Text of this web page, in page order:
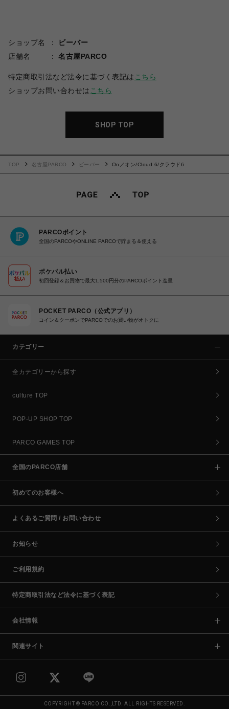
ショップ名
ビーバー
店舗名
名古屋PARCO
特定商取引法など法令に基づく表記は こちら
ショップお問い合わせは こちら
SHOP TOP
TOP 名古屋PARCO ビーバー On／オン/Cloud 6/クラウド6
PARCOポイント
全国のPARCOやONLINE PARCOで貯まる＆使える
ポケパル払い
初回登録＆お買物で最大1,500円分のPARCOポイント進呈
POCKET PARCO（公式アプリ）
コイン＆クーポンでPARCOでのお買い物がオトクに
カテゴリー
全カテゴリーから探す
culture TOP
POP-UP SHOP TOP
PARCO GAMES TOP
全国のPARCO店舗
初めてのお客様へ
よくあるご質問 / お問い合わせ
お知らせ
ご利用規約
特定商取引法など法令に基づく表記
会社情報
関連サイト
COPYRIGHT © PARCO CO.,LTD. ALL RIGHTS RESERVED.